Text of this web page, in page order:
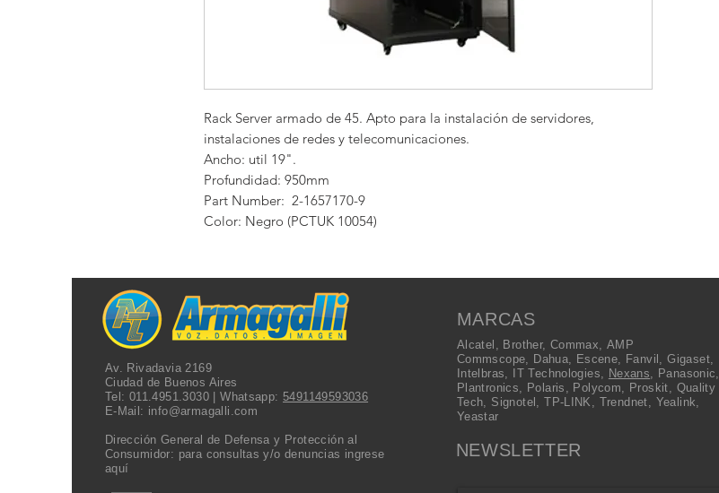
Rack Server armado de 45. Apto para la instalación de servidores,
instalaciones de redes y telecomunicaciones.
Ancho: util 19".
Profundidad: 950mm
Part Number:  2-1657170-9
Color: Negro (PCTUK 10054)
Av. Rivadavia 2169
Ciudad de Buenos Aires
Tel: 011.4951.3030| Whatsapp:5491149593036
E-Mail: info@armagalli.com
Dirección General de Defensa y Protección al
Consumidor: para consultas y/o denuncias ingrese
aquí
MARCAS
Alcatel , Brother, Commax,AMP
Commscope, Dahua, Escene, Fanvil ,Gigaset,
Intelbras, IT Technologies, Nexans, Panasonic,
Plantronics, Polaris , Polycom, Proskit, Quality
Tech, Signotel ,TP-LINK , Trendnet, Yealink,
Yeastar
NEWSLETTER